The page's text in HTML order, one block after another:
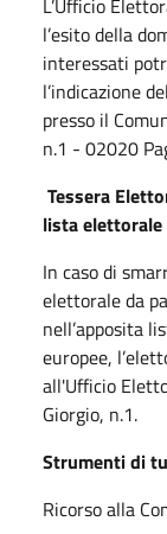
l’esito della
interessati
l’indicazione
presso il
n.1 - 02020
Tessera
lista
In caso di
elettorale da
nell’apposita
europee,
all'Ufficio
Giorgio, n.1.
Strumenti di
Ricorso alla